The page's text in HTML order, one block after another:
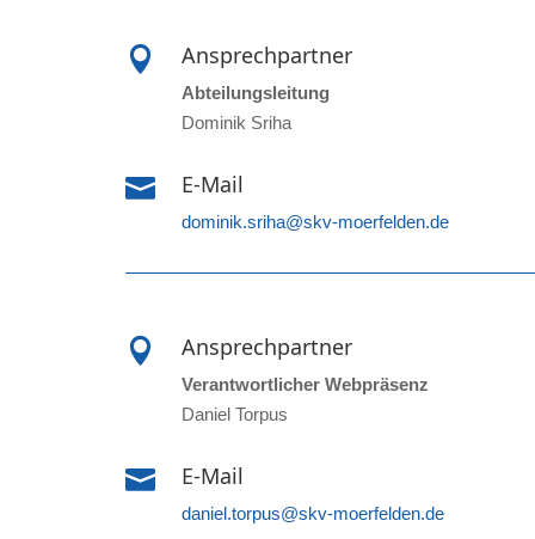
 Ansprechpartner
Abteilungsleitung
Dominik Sriha
 E-Mail
dominik.sriha@skv-moerfelden.de
 Ansprechpartner
Verantwortlicher Webpräsenz
Daniel Torpus
 E-Mail
daniel.torpus@skv-moerfelden.de